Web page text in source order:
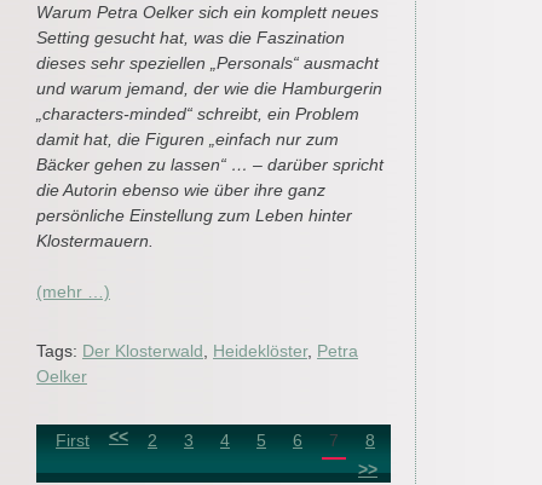
Warum Petra Oelker sich ein komplett neues
Setting gesucht hat, was die Faszination
dieses sehr speziellen „Personals“ ausmacht
und warum jemand, der wie die Hamburgerin
„characters-minded“ schreibt, ein Problem
damit hat, die Figuren „einfach nur zum
Bäcker gehen zu lassen“ … – darüber spricht
die Autorin ebenso wie über ihre ganz
persönliche Einstellung zum Leben hinter
Klostermauern.
(mehr …)
Tags: Der Klosterwald Heideklöster, Petra
Oelker
First << 2 3 4 5 6 7
8
>>